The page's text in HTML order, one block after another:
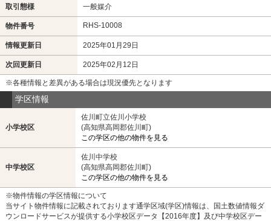
取引態様 一般媒介
物件番号 RHS-10008
情報更新日 2025年01月29日
次回更新日 2025年02月12日
※各種情報と差異がある場合は現況優先となります
学区情報
小学校区
佐川町立佐川小学校
(高知県高岡郡佐川町)
この学区の他の物件を見る
中学校区
佐川中学校
(高知県高岡郡佐川町)
この学区の他の物件を見る
※物件情報の学区情報について
当サイト物件情報に記載されております通学区域(学区)情報は、国土数値情報ダ
ウンロードサービスが提供する小学校区データ【2016年度】及び中学校区デー